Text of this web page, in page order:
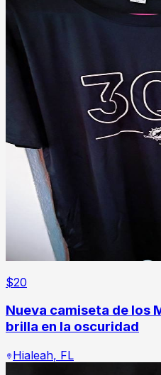
$20
Nueva camiseta de los
brilla en la oscuridad
Hialeah, FL